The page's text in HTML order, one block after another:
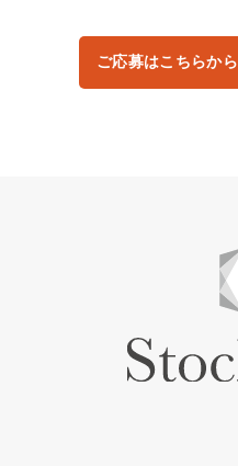
ご応募はこちらから